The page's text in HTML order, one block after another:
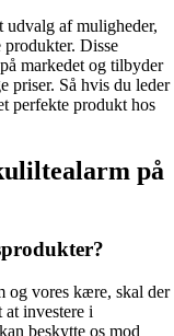
af muligheder,
Disse
markedet og tilbyder
priser. Så hvis du leder
perfekte produkt hos
på
og vores kære, skal der
investere i
beskytte os mod